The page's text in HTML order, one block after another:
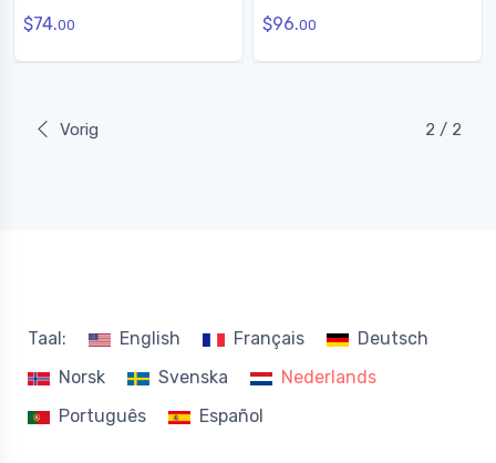
$74.00 $96.00
Vorig 2 / 2
Taal: English Français
Deutsch
Norsk
Svenska
Nederlands
Português
Español